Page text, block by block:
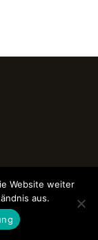
aktuell die
– Mobilität
Website weiter
aus.